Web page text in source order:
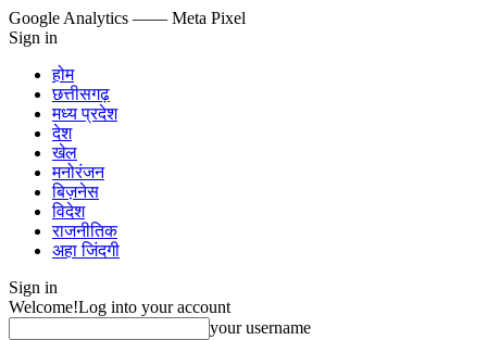
Google Analytics —— Meta Pixel
Sign in
होम
छत्तीसगढ़
मध्य प्रदेश
देश
खेल
मनोरंजन
बिज़नेस
विदेश
राजनीतिक
अहा जिंदगी
Sign in
Welcome!Log into your account
your username